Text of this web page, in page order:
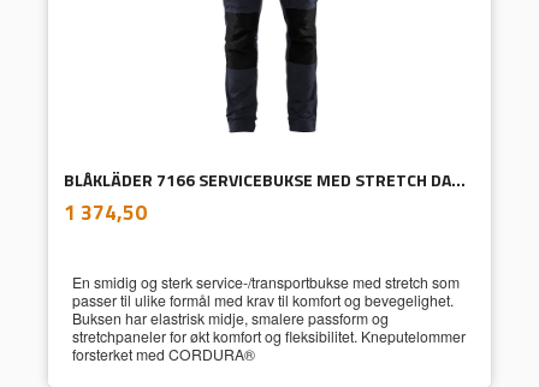
BLÅKLÄDER 7166 SERVICEBUKSE MED STRETCH DAME
Pris
1 374,50mva.
En smidig og sterk service-/transportbukse med stretch som
passer til ulike formål med krav til komfort og bevegelighet.
Buksen har elastrisk midje, smalere passform og
stretchpaneler for økt komfort og fleksibilitet. Kneputelommer
forsterket med CORDURA®